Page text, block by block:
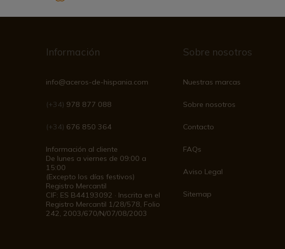
Información
info@aceros-de-hispania.com
(+34) 978 877 088
(+34) 676 850 364
Información al cliente
De lunes a viernes de 09:00 a
15:00
(Excepto los días festivos)
Registro Mercantil
CIF: ES B44193092 · Inscrita en el
Registro Mercantil 1/28/578, Folio
242, 2003/670/N/07/08/2003
Sobre nosotros
Nuestras marcas
Sobre nosotros
Contacto
FAQs
Aviso Legal
Sitemap